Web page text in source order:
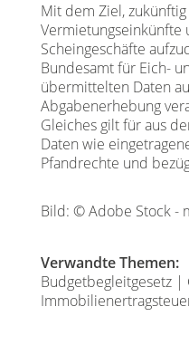
Mit dem Ziel,
Vermietungseinkünfte
Scheingeschäfte
Bundesamt für Eich-
übermittelten Daten
Abgabenerhebung
Gleiches gilt für aus
Daten wie
Pfandrechte und
Bild: © Adobe Stock -
Verwandte Themen:
Budgetbegleitgesetz|